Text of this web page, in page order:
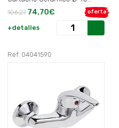
oferta
106,27 74,70€
+detalles
Ref: 04041590